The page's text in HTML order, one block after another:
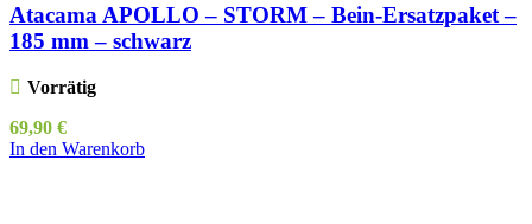
Atacama APOLLO – STORM – Bein-Ersatzpaket –
185 mm – schwarz
Vorrätig
69,90 €
In den Warenkorb